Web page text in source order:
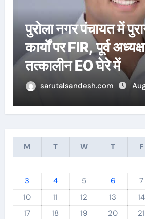
उत्तरकाशी की स्वतंत्री
13 महिलाओं का चयन
sarutalsandesh.com
M T W T F
3
4 5 6 7
10
11 12 13 14
17
18 19 20 21